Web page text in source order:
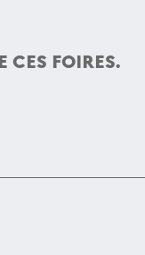
FOIRES.